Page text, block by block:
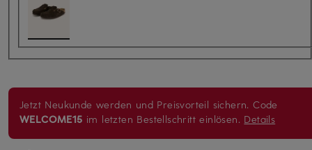
Jetzt Neukunde werden und Preisvorteil sichern. Code
WELCOME15 im letzten Bestellschritt einlösen. Details